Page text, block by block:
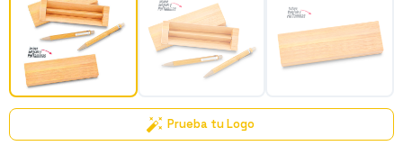
Prueba tu Logo